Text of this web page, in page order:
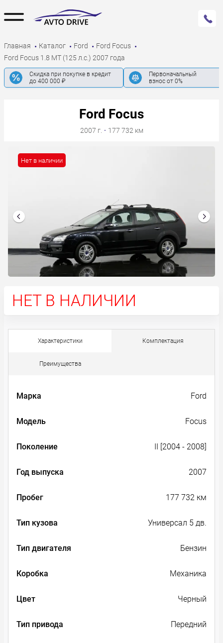
Главная Каталог Ford
Ford Focus
Ford Focus 1.8 MT (125 л.с.) 2007 года
Скидка при покупке в кредит
до 400 000 ₽
Первоначальный
взнос от 0%
НЕТ В НАЛИЧИИ
Ford Focus
2007 г. · 177 732 км
Нет в наличии
Характеристики Комплектация
Преимущества
Марка Ford
Модель Focus
Поколение II [2004 - 2008]
Год выпуска 2007
Пробег 177 732 км
Тип кузова Универсал 5 дв.
Тип двигателя Бензин
Коробка Механика
Цвет Черный
Тип привода Передний